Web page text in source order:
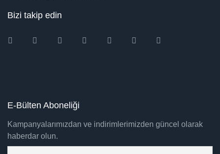
Bizi takip edin
InstagramFacebookTwitter Amazon Pinterest
E-Bülten Aboneliği
Kampanyalarımızdan ve indirimlerimizden güncel olarak
haberdar olun.